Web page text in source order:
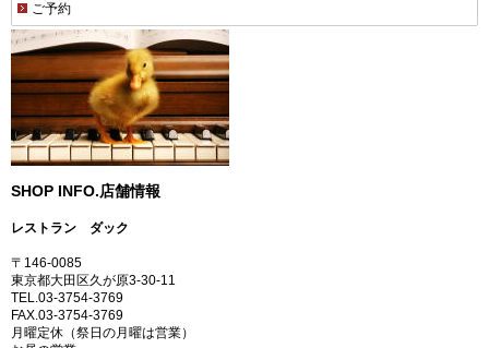
ご予約
SHOP INFO.店舗情報
レストラン ダック
〒146-0085
東京都大田区久が原3-30-11
TEL.03-3754-3769
FAX.03-3754-3769
月曜定休（祭日の月曜は営業）